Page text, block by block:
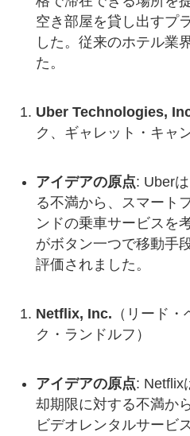
空き部屋を貸し出すプ
した。従来のホテル業
た。
Uber Technologies,
ク、ギャレット・キャン
アイデアの原点: Uber
る不満から、スマート
ンドの乗車サービスを
がボタン一つで移動手
評価されました。
Netflix, Inc. （リード
ク・ランドルフ）
アイデアの原点: Netflix
却期限に対する不満か
ビデオレンタルサービ